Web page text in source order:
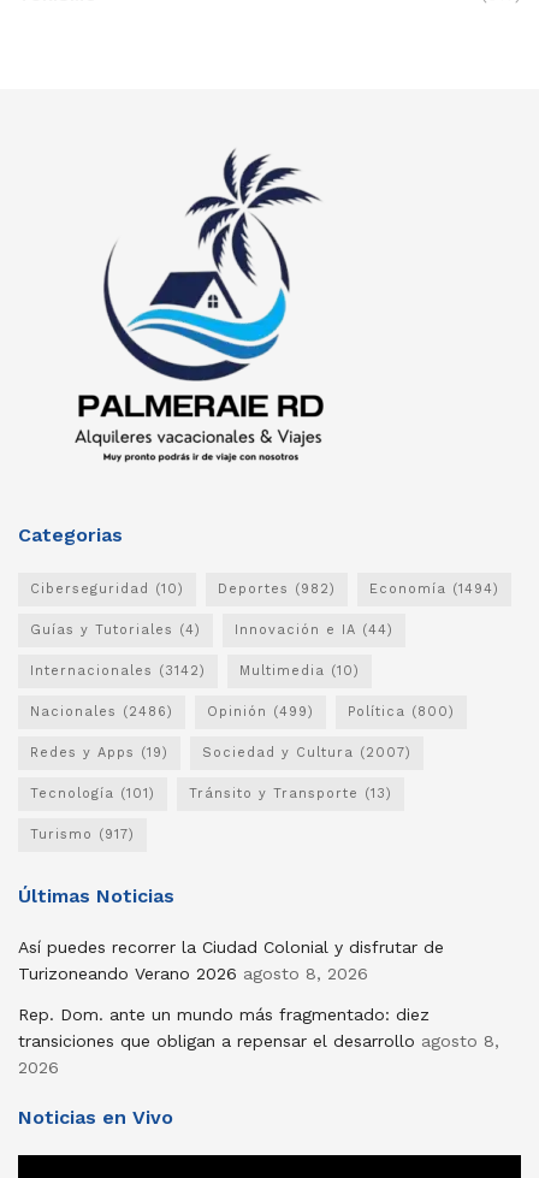
Categorias
Ciberseguridad (10) Deportes (982) Economía (1494)
Guías y Tutoriales (4) Innovación e IA (44)
Internacionales (3142) Multimedia (10)
Nacionales (2486) Opinión (499) Política (800)
Redes y Apps (19) Sociedad y Cultura (2007)
Tecnología (101) Tránsito y Transporte (13)
Turismo (917)
Últimas Noticias
Así puedes recorrer la Ciudad Colonial y disfrutar de
Turizoneando Verano 2026 agosto 8, 2026
Rep. Dom. ante un mundo más fragmentado: diez
transiciones que obligan a repensar el desarrollo agosto 8,
2026
Noticias en Vivo